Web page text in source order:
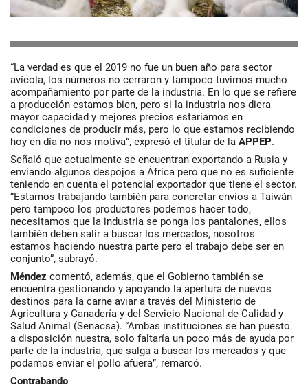
“La verdad es que el 2019 no fue un buen año para sector
avícola, los números no cerraron y tampoco tuvimos mucho
acompañamiento por parte de la industria. En lo que se refiere
a producción estamos bien, pero si la industria nos diera
mayor capacidad y mejores precios estaríamos en
condiciones de producir más, pero lo que estamos recibiendo
hoy en día no nos motiva”, expresó el titular de la APPEP.
Señaló que actualmente se encuentran exportando a Rusia y
enviando algunos despojos a África pero que no es suficiente
teniendo en cuenta el potencial exportador que tiene el sector.
“Estamos trabajando también para concretar envíos a Taiwán
pero tampoco los productores podemos hacer todo,
necesitamos que la industria se ponga los pantalones, ellos
también deben salir a buscar los mercados, nosotros
estamos haciendo nuestra parte pero el trabajo debe ser en
conjunto”, subrayó.
Méndez comentó, además, que el Gobierno también se
encuentra gestionando y apoyando la apertura de nuevos
destinos para la carne aviar a través del Ministerio de
Agricultura y Ganadería y del Servicio Nacional de Calidad y
Salud Animal (Senacsa). “Ambas instituciones se han puesto
a disposición nuestra, solo faltaría un poco más de ayuda por
parte de la industria, que salga a buscar los mercados y que
podamos enviar el pollo afuera”, remarcó.
Contrabando